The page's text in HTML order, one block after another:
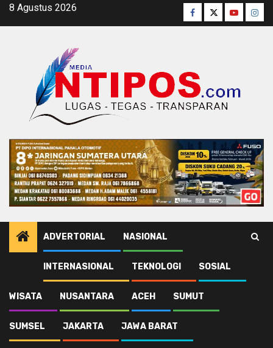
Skip8 Agustus 2026 Facebook
TwitterYoutube
ADVERTORIAL NASIONAL
INTERNASIONAL TEKNOLOGI SOSIAL
WISATA NUSANTARA ACEH SUMUT
SUMSEL JAKARTA JAWA BARAT
Komandan Brimob Bone
Komandan Brimob Bone